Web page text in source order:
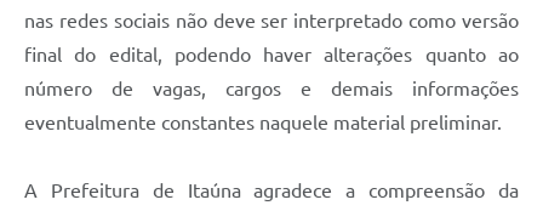
nas redes sociais não deve ser interpretado como versão
final do edital, podendo haver alterações quanto ao
número de vagas, cargos e demais informações
eventualmente constantes naquele material preliminar.
A Prefeitura de Itaúna agradece a compreensão da